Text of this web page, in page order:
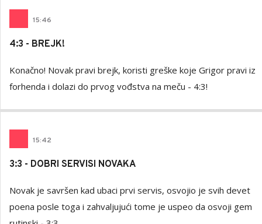
15:46
4:3 - BREJK!
Konačno! Novak pravi brejk, koristi greške koje Grigor pravi iz
forhenda i dolazi do prvog vođstva na meču - 4:3!
15:42
3:3 - DOBRI SERVISI NOVAKA
Novak je savršen kad ubaci prvi servis, osvojio je svih devet
poena posle toga i zahvaljujući tome je uspeo da osvoji gem